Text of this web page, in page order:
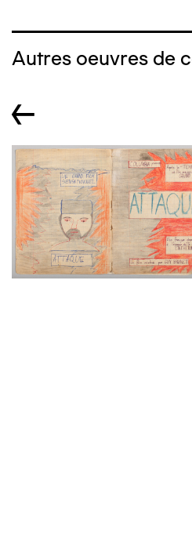
Autres oeuvres de
←